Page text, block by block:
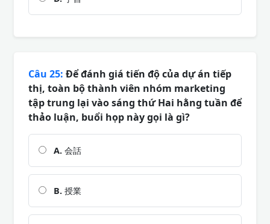
Câu 25: Để đánh giá tiến độ của dự án tiếp
thị, toàn bộ thành viên nhóm marketing
tập trung lại vào sáng thứ Hai hằng tuần để
thảo luận, buổi họp này gọi là gì?
A. 会話
B. 授業